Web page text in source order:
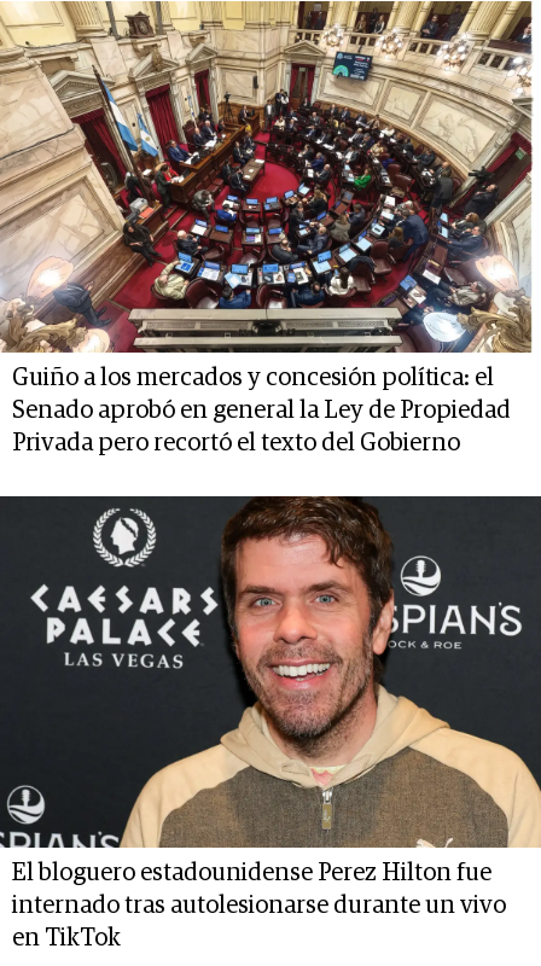
Guiño a los mercados y concesión política: el
Senado aprobó en general la Ley de Propiedad
Privada pero recortó el texto del Gobierno
El bloguero estadounidense Perez Hilton fue
internado tras autolesionarse durante un vivo
en TikTok